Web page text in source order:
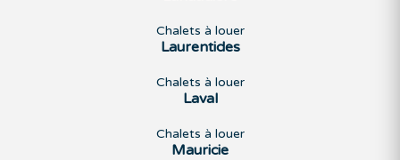
Chalets à louer
Laurentides
Chalets à louer
Laval
Chalets à louer
Mauricie